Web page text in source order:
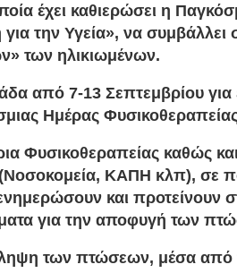
έχει καθιερώσει η
την Υγεία», να συμβάλλει
των ηλικιωμένων.
από 7-13 Σεπτεμβρίου για
Ημέρας
Φυσικοθεραπείας καθώς
ΚΑΠΗ κλπ), σε
και προτείνουν
για την αποφυγή των
των πτώσεων, μέσα